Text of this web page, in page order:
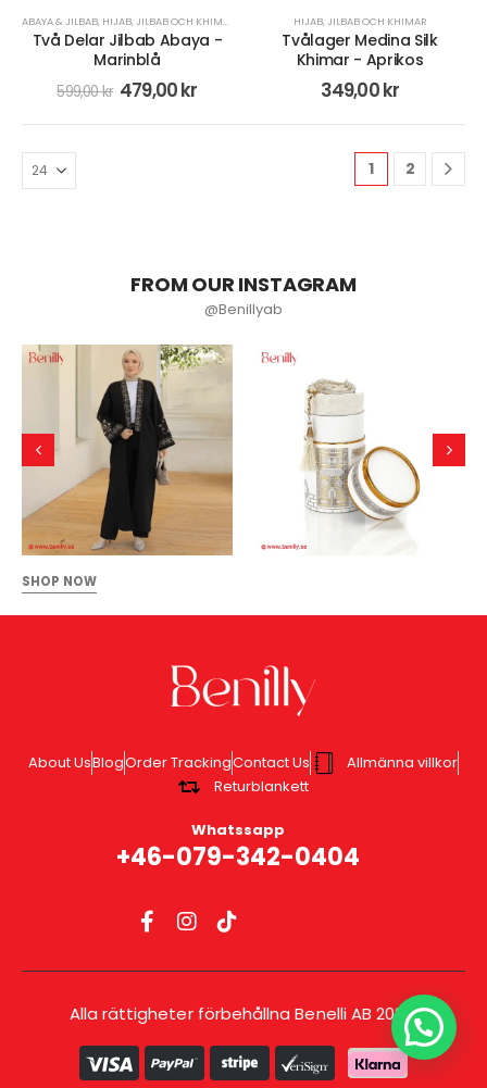
ABAYA & JILBAB, HIJAB,JILBAB OCH KHIMAR
Två Delar Jilbab Abaya -
Marinblå
599,00kr 479,00kr
HIJAB,JILBAB OCH KHIMAR
Tvålager Medina Silk
Khimar - Aprikos
349,00kr
1 2
FROM OUR INSTAGRAM
@Benillyab
SHOP NOW
About UsBlogOrder TrackingContact Us
Allmänna villkor
Returblankett
Whatssapp
+46-079-342-0404
Alla rättigheter förbehållna Benelli AB 2025.